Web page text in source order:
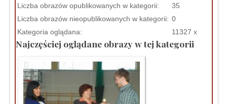
Liczba obrazów opublikowanych w kategorii:
35
Liczba obrazów nieopublikowanych w kategorii: 0
Kategoria oglądana:
11327 x
Najczęściej oglądane obrazy w tej kategorii